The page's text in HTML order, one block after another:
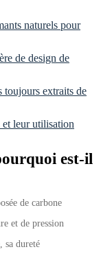
naturels pour
de design de
toujours extraits de
et leur utilisation
est-il
de carbone
et de pression
sa dureté